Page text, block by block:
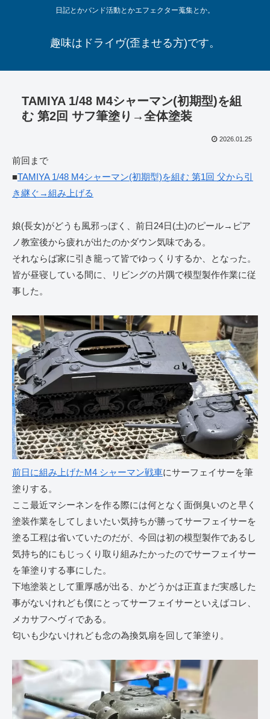
日記とかバンド活動とかエフェクター蒐集とか。
趣味はドライヴ(歪ませる方)です。
TAMIYA 1/48 M4シャーマン(初期型)を組
む 第2回 サフ筆塗り→全体塗装
2026.01.25
前回まで
■TAMIYA 1/48 M4シャーマン(初期型)を組む 第1回 父から引
き継ぐ→組み上げる
娘(長女)がどうも風邪っぽく、前日24日(土)のピール→ピア
ノ教室後から疲れが出たのかダウン気味である。
それならば家に引き籠って皆でゆっくりするか、となった。
皆が昼寝している間に、リビングの片隅で模型製作作業に従
事した。
前日に組み上げたM4 シャーマン戦車にサーフェイサーを筆
塗りする。
ここ最近マシーネンを作る際には何となく面倒臭いのと早く
塗装作業をしてしまいたい気持ちが勝ってサーフェイサーを
塗る工程は省いていたのだが、今回は初の模型製作であるし
気持ち的にもじっくり取り組みたかったのでサーフェイサー
を筆塗りする事にした。
下地塗装として重厚感が出る、かどうかは正直まだ実感した
事がないけれども僕にとってサーフェイサーといえばコレ、
メカサフヘヴィである。
匂いも少ないけれども念の為換気扇を回して筆塗り。